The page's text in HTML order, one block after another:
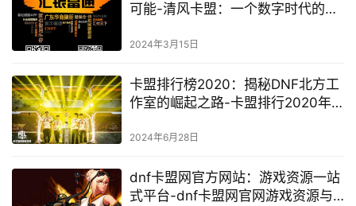
可能-清风卡盟：一个数字时代的创
2024年3月15日
卡盟排行榜2020：揭秘DNF北方工
作室的崛起之路-卡盟排行2020年
2024年6月28日
dnf卡盟网官方网站：游戏资源一站
式平台-dnf卡盟网官网游戏资源与